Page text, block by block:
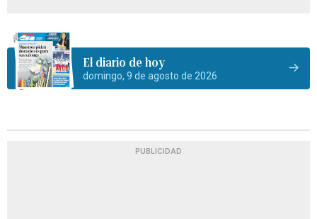
El diario de hoy
domingo, 9 de agosto de 2026
PUBLICIDAD